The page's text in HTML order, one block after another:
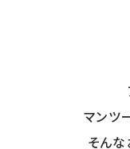
マンツ
そんな